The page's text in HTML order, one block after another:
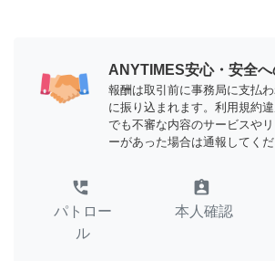
ANYTIMES安心・安全
報酬は取引前に事務局に支払
に振り込まれます。利用規約
でも不審な内容のサービスや
ーがあった場合は通報してくだ
perm_phone_msg
パトロー
ル
assignment_ind
本人確認